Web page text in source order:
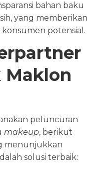
bahan baku
yang memberikan
potensial.
Maklon
peluncuran
makeup, berikut
menunjukkan
solusi terbaik: